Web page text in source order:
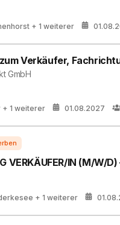
+ 1 weiterer
Verkäufer,
GmbH
+ 1 weiterer 01.08.2027
VERKÄUFER/IN (M/W/
+ 1 weiterer